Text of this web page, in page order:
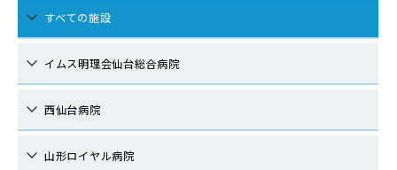
すべての施設
イムス明理会仙台総合病院
西仙台病院
山形ロイヤル病院